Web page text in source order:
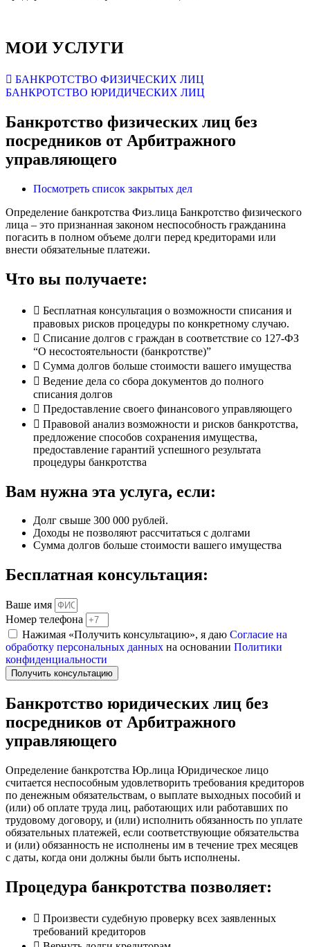
МОИ УСЛУГИ
БАНКРОТСТВО ФИЗИЧЕСКИХ ЛИЦ
БАНКРОТСТВО ЮРИДИЧЕСКИХ ЛИЦ
Банкротство физических лиц без
посредников от Арбитражного
управляющего
Посмотреть список закрытых дел
Определение банкротства Физ.лица Банкротство физического
лица – это признанная законом неспособность гражданина
погасить в полном объеме долги перед кредиторами или
внести обязательные платежи.
Что вы получаете:
Бесплатная консультация о возможности списания и
правовых рисков процедуры по конкретному случаю.
Списание долгов с граждан в соответствие со 127-ФЗ
“О несостоятельности (банкротстве)”
Сумма долгов больше стоимости вашего имущества
Ведение дела со сбора документов до полного
списания долгов
Предоставление своего финансового управляющего
Правовой анализ возможности и рисков банкротства,
предложение способов сохранения имущества,
предоставление гарантий успешного результата
процедуры банкротства
Вам нужна эта услуга, если:
Долг свыше 300 000 рублей.
Доходы не позволяют рассчитаться с долгами
Сумма долгов больше стоимости вашего имущества
Бесплатная консультация:
Ваше имя
Номер телефона
Нажимая «Получить консультацию», я даю Согласие на
обработку персональных данных на основании Политики
конфиденциальности
Получить консультацию
Банкротство юридических лиц без
посредников от Арбитражного
управляющего
Определение банкротства Юр.лица Юридическое лицо
считается неспособным удовлетворить требования кредиторов
по денежным обязательствам, о выплате выходных пособий и
(или) об оплате труда лиц, работающих или работавших по
трудовому договору, и (или) исполнить обязанность по уплате
обязательных платежей, если соответствующие обязательства
и (или) обязанность не исполнены им в течение трех месяцев
с даты, когда они должны были быть исполнены.
Процедура банкротства позволяет:
Произвести судебную проверку всех заявленных
требований кредиторов